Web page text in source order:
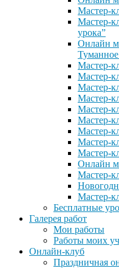
Мастер-
Мастер-
урока”
Онлайн
Мастер-
Мастер-
Мастер-
Мастер-
Мастер-
Мастер-
Мастер-
Мастер-
Мастер-
Онлайн
Мастер-
Мастер-
Бесплатные
Галерея работ
Мои работы
Работы моих
Онлайн-клуб
Праздничная